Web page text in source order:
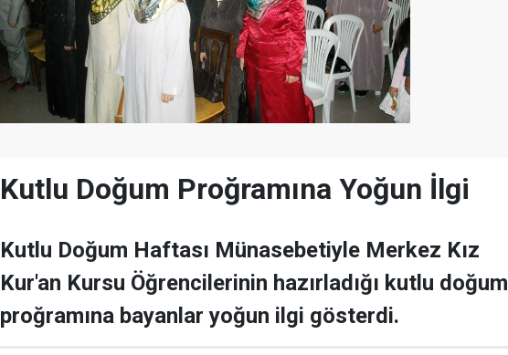
Kutlu Doğum Proğramına Yoğun İlgi
Kutlu Doğum Haftası Münasebetiyle Merkez Kız
Kur'an Kursu Öğrencilerinin hazırladığı kutlu doğum
proğramına bayanlar yoğun ilgi gösterdi.